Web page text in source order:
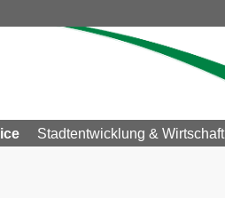
Stadtentwicklung & Wirtschaft